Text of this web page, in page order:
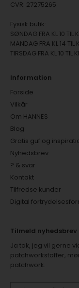
CVR: 27275265
Fysisk butik:
SØNDAG FRA KL 10 TIL
MANDAG FRA KL 14 TIL
TIRSDAG FRA KL 10 TIL
Information
Forside
Vilkår
Om HANNES
Blog
Gratis guf og
Nyhedsbrev
? & svar
Kontakt
Tilfredse kunder
Digital
Tilmeld nyhedsbrev
Ja tak, jeg vil gerne
patchworkstoffer,
patchwork.